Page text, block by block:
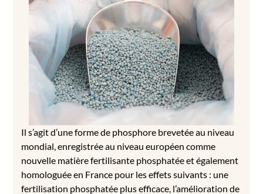
Il s’agit d’une forme de phosphore brevetée au niveau
mondial, enregistrée au niveau européen comme
nouvelle matière fertilisante phosphatée et également
homologuée en France pour les effets suivants : une
fertilisation phosphatée plus efficace, l’amélioration de